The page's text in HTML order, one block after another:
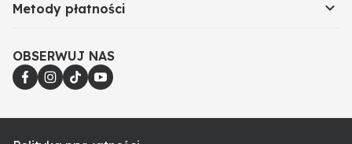
Metody płatności
OBSERWUJ NAS